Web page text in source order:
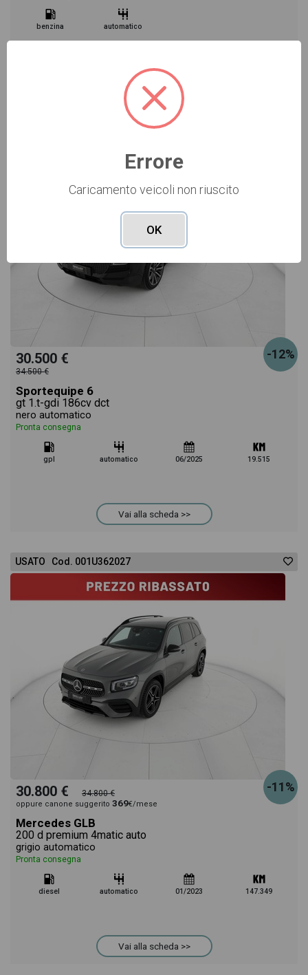
benzina automatico
Vai alla scheda >>
-12%
30.500 €
34.500 €
Sportequipe 6
gt 1.t-gdi 186cv dct
nero automatico
Pronta consegna
gpl automatico 06/2025 19.515
Vai alla scheda >>
USATO Cod. 001U362027
-11%
30.800 € 34.800 €
oppure canone suggerito 369€/mese
Mercedes GLB
200 d premium 4matic auto
grigio automatico
Pronta consegna
diesel automatico 01/2023 147.349
Vai alla scheda >>
Errore
Caricamento veicoli non riuscito
OK